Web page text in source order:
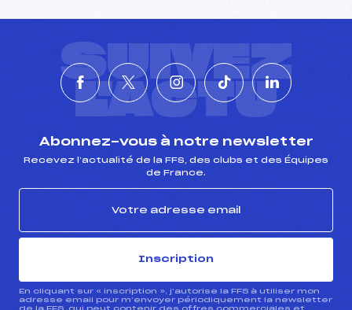
SUIVEZ
L'ACTU
Abonnez-vous à notre newsletter
Recevez l’actualité de la FFS, des clubs et des Équipes
de France.
Inscription
En cliquant sur « inscription », j’autorise la FFS à utiliser mon
adresse email pour m’envoyer périodiquement la newsletter
de la FFS, qui peut contenir des offres commerciales et